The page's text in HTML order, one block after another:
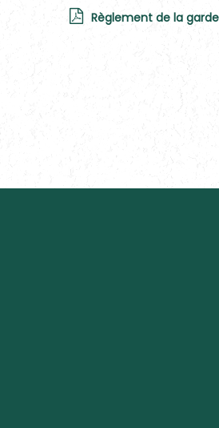
Règlement de la